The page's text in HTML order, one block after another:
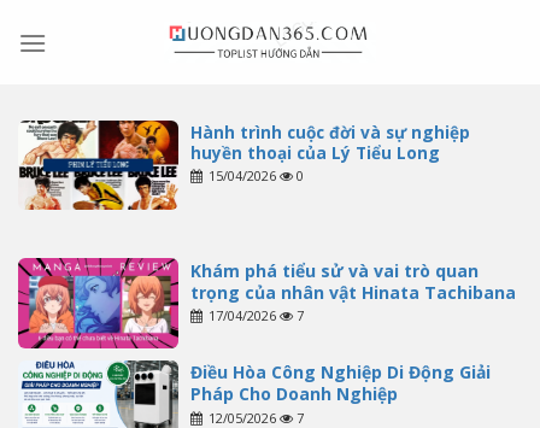
Hành trình cuộc đời và sự nghiệp
huyền thoại của Lý Tiểu Long
15/04/2026 0
Khám phá tiểu sử và vai trò quan
trọng của nhân vật Hinata Tachibana
17/04/2026 7
Điều Hòa Công Nghiệp Di Động Giải
Pháp Cho Doanh Nghiệp
12/05/2026 7